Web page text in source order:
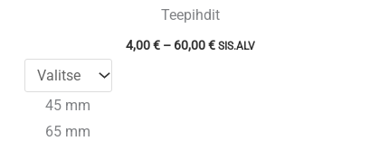
Teepihdit
4,00€ – 60,00€Hintaluokka:
4,00 €
SIS.ALV
45 mm
65 mm